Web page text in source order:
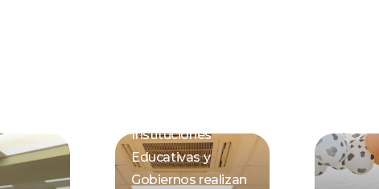
Instituciones
Educativas y
Gobiernos realizan